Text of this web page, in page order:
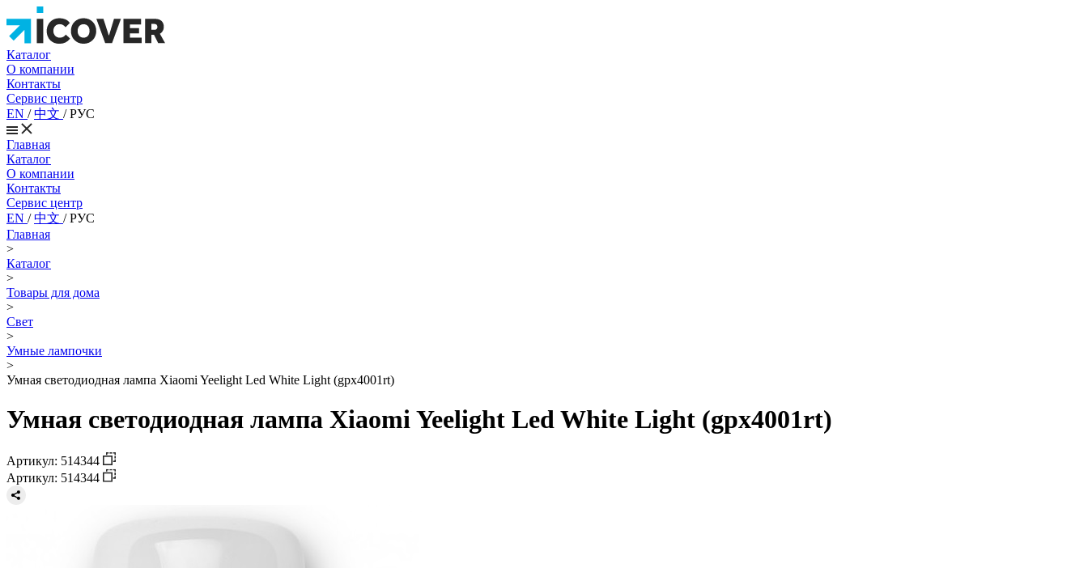
Каталог
О компании
Контакты
Сервис центр
EN /中文 /РУС
Главная
Каталог
О компании
Контакты
Сервис центр
EN /中文 /РУС
Главная
>
Каталог
>
Товары для дома
>
Свет
>
Умные лампочки
>
Умная светодиодная лампа Xiaomi Yeelight Led White Light (gpx4001rt)
Умная светодиодная лампа Xiaomi Yeelight Led White Light (gpx4001rt)
Артикул: 514344
Артикул: 514344